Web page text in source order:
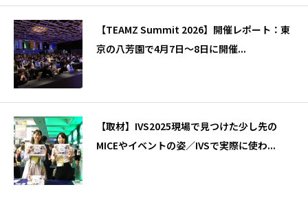
【TEAMZ Summit 2026】開催レポート：東
京の八芳園で4月7日～8日に開催...
【取材】IVS2025現場で見つけた少し先の
MICEやイベントの姿／IVSで実際に使わ...